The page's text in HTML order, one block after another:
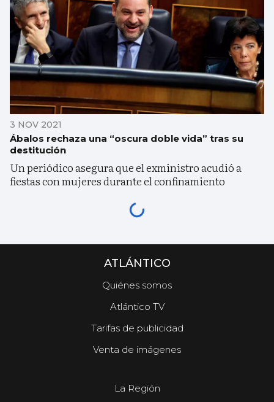
3 NOV 2021
Ábalos rechaza una “oscura doble vida” tras su
destitución
Un periódico asegura que el exministro acudió a
fiestas con mujeres durante el confinamiento
ATLÁNTICO
Quiénes somos
Atlántico TV
Tarifas de publicidad
Venta de imágenes
La Región